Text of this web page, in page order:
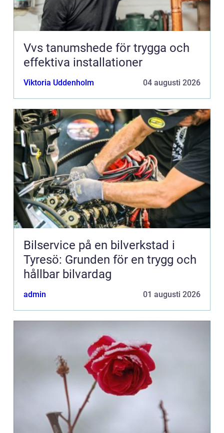
Vvs tanumshede för trygga och
effektiva installationer
Viktoria Uddenholm 04 augusti 2026
Bilservice på en bilverkstad i
Tyresö: Grunden för en trygg och
hållbar bilvardag
admin 01 augusti 2026